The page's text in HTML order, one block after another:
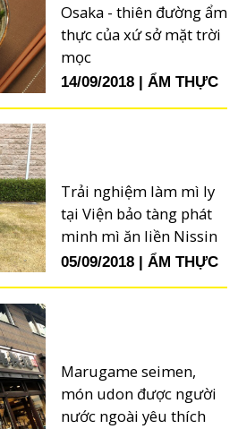
Osaka - thiên đường ẩm
thực của xứ sở mặt trời
mọc
14/09/2018 ẨM THỰC
Trải nghiệm làm mì ly
tại Viện bảo tàng phát
minh mì ăn liền Nissin
05/09/2018 ẨM THỰC
Marugame seimen,
món udon được người
nước ngoài yêu thích